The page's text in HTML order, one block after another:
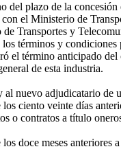
del plazo de la
el Ministerio de
Transportes y
términos y
el término anticipado
de esta industria.
nuevo adjudicatario de
ciento veinte días
o contratos a título
doce meses anteriores